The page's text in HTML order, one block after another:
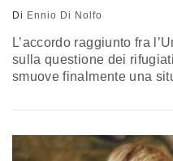
Di Ennio Di Nolfo
L’accordo raggiunto fra
sulla questione dei
smuove finalmente una
ripercussioni rispetto a